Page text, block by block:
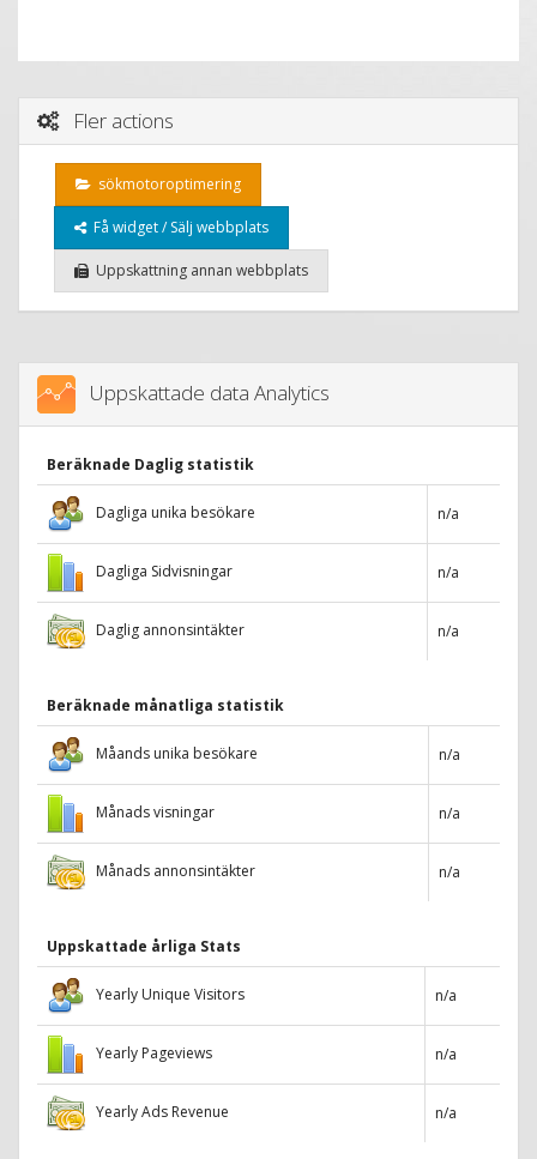
Fler actions
sökmotoroptimering
Få widget / Sälj webbplats
Uppskattning annan webbplats
Uppskattade data Analytics
Beräknade Daglig statistik
Dagliga unika besökare n/a
Dagliga Sidvisningar n/a
Daglig annonsintäkter n/a
Beräknade månatliga statistik
Måands unika besökare n/a
Månads visningar n/a
Månads annonsintäkter n/a
Uppskattade årliga Stats
Yearly Unique Visitors n/a
Yearly Pageviews n/a
Yearly Ads Revenue n/a